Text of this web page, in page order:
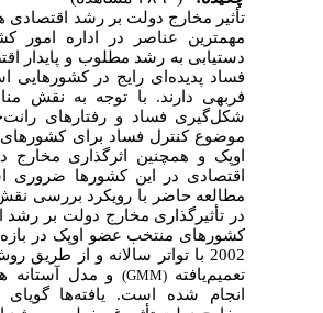
تأثیر مخارج دولت بر رشد اقتصادی
مهمترین عناصر در اداره امور
دستیابی به رشد مطلوب و پایدار
فساد پدیده‌ای رایج در
فربهی دارند. با توجه به نقش
شکل‌گیری فساد و رفتارهای
موضوع کنترل فساد برای
اوپک و همچنین اثرگذاری مخارج
اقتصادی در این کشورها ضروری
مطالعه حاضر با رویکرد بررسی
در تأثیرگذاری مخارج دولت بر رشد
2002 با تواتر سالانه و از طریق
تعمیم‌یافته (GMM)
انجام شده است. یافته‌ها